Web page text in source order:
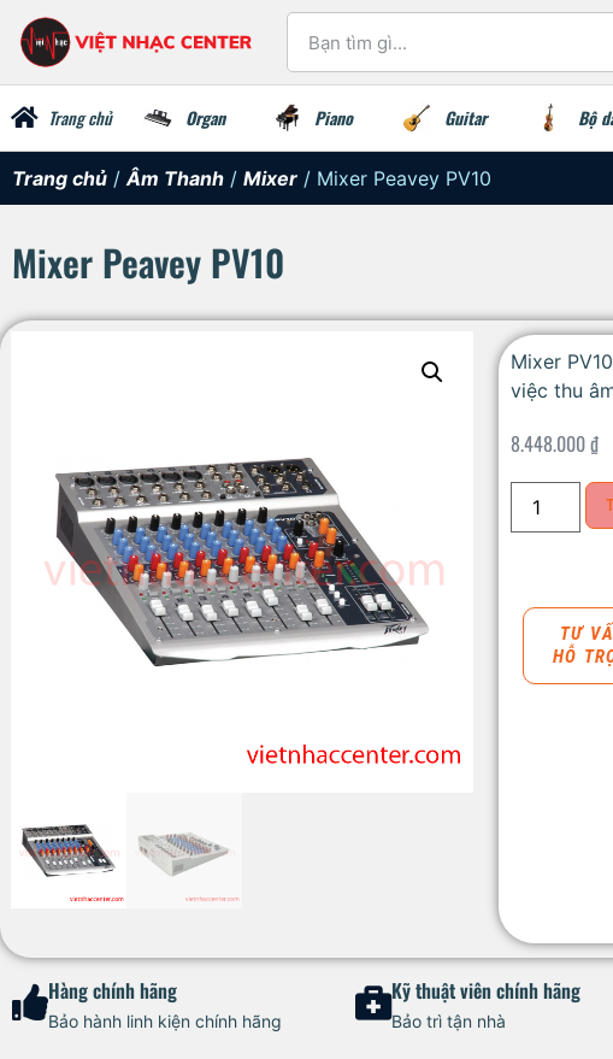
Trang chủ Organ Piano Guitar Bộ
Trang chủ / Âm Thanh / Mixer / Mixer Peavey PV10
Mixer Peavey PV10
Mixer
việc thu
8.448.000₫
TƯ
HỖ
Hàng chính hãng
Bảo hành linh kiện chính hãng
Kỹ thuật viên chính hãng
Bảo trì tận nhà